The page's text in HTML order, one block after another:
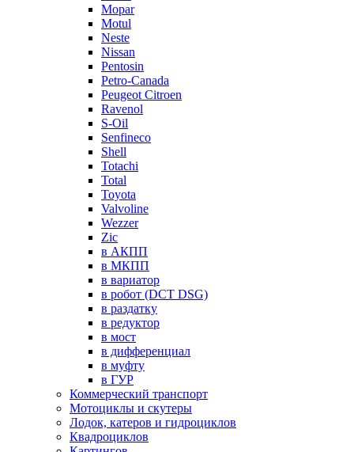
Mopar
Motul
Neste
Nissan
Pentosin
Petro-Canada
Peugeot Citroen
Ravenol
S-Oil
Senfineco
Shell
Totachi
Total
Toyota
Valvoline
Wezzer
Zic
в АКПП
в МКПП
в вариатор
в робот (DCT DSG)
в раздатку
в редуктор
в мост
в дифференциал
в муфту
в ГУР
Коммерческий транспорт
Мотоциклы и скутеры
Лодок, катеров и гидроциклов
Квадроциклов